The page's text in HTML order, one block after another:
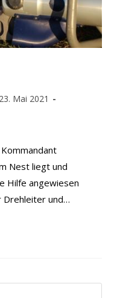
Mai 2021
Nest liegt und
Hilfe angewiesen
Drehleiter und…